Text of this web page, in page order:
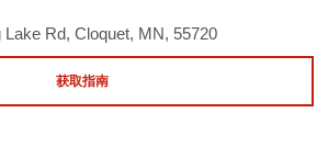
Lake Rd, Cloquet, MN, 55720
获取指南